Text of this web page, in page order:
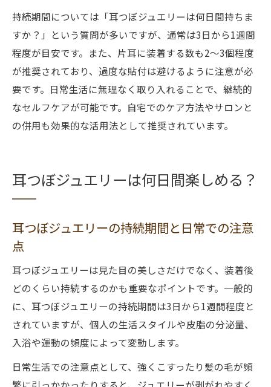
持続期間については「耳つぼジュエリーは何日間持ちま
すか？」という質問が多いですが、通常は3日から1週間
程度が目安です。また、片耳に装着する数も2～3個程度
が推奨されており、過度な貼付は避けるように注意が必
要です。日常生活に無理なく取り入れることで、継続的
なセルフケアが可能です。自宅でのケア方法やサロンと
の併用も効果的な活用法として推奨されています。
耳つぼジュエリーは何日間楽しめる？
耳つぼジュエリーの持続期間と日常での注意
点
耳つぼジュエリーは見た目の美しさだけでなく、装着後
どのくらい持続するのかも重要なポイントです。一般的
に、耳つぼジュエリーの持続期間は3日から1週間程度と
されていますが、個人の生活スタイルや皮脂の分泌量、
入浴や運動の頻度によって変動します。
日常生活での注意点として、強くこすったり髪の毛が頻